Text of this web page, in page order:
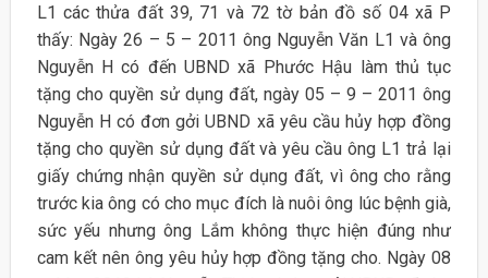
L1 các thửa đất 39, 71 và 72 tờ bản đồ số 04 xã P
thấy: Ngày 26 – 5 – 2011 ông Nguyễn Văn L1 và ông
Nguyễn H có đến UBND xã Phước Hậu làm thủ tục
tặng cho quyền sử dụng đất, ngày 05 – 9 – 2011 ông
Nguyễn H có đơn gởi UBND xã yêu cầu hủy hợp đồng
tặng cho quyền sử dụng đất và yêu cầu ông L1 trả lại
giấy chứng nhận quyền sử dụng đất, vì ông cho rằng
trước kia ông có cho mục đích là nuôi ông lúc bệnh già,
sức yếu nhưng ông Lắm không thực hiện đúng như
cam kết nên ông yêu hủy hợp đồng tặng cho. Ngày 08